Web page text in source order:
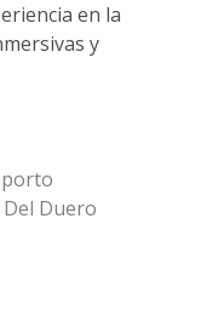
en la
y
Duero